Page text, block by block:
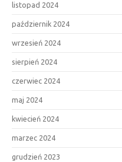
listopad 2024
październik 2024
wrzesień 2024
sierpień 2024
czerwiec 2024
maj 2024
kwiecień 2024
marzec 2024
grudzień 2023